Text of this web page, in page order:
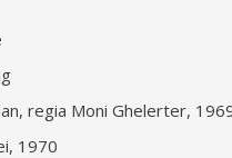
regia Moni Ghelerter,
1970